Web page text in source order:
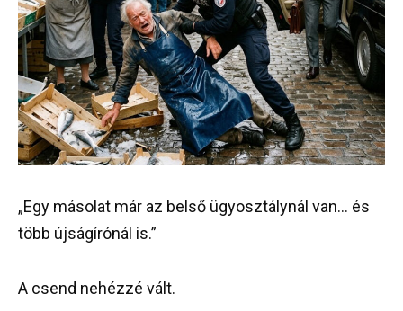
„Egy másolat már az belső ügyosztálynál van… és
több újságírónál is.”
A csend nehézzé vált.